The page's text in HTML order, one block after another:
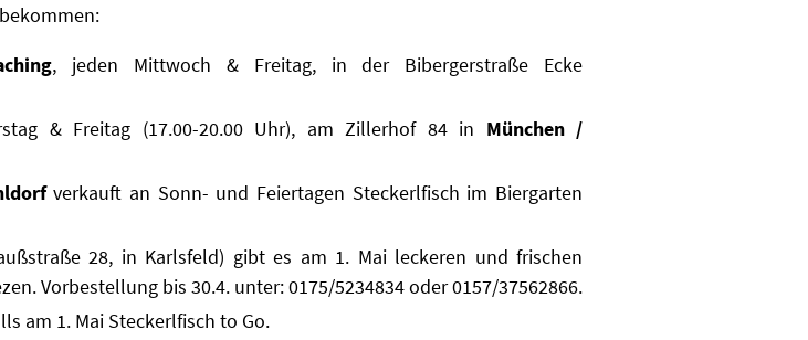
, jeden Mittwoch & Freitag, in der Bibergerstraße Ecke
& Freitag (17.00-20.00 Uhr), am Zillerhof 84 in München /
verkauft an Sonn- und Feiertagen Steckerlfisch im Biergarten
28, in Karlsfeld) gibt es am 1. Mai leckeren und frischen
Vorbestellung bis 30.4. unter:0175/5234834 oder 0157/37562866.
am 1. Mai Steckerlfisch to Go.